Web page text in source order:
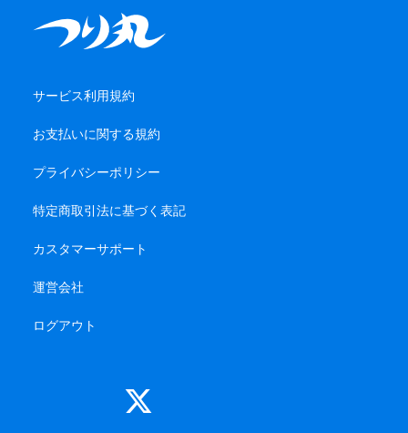
サービス利用規約
お支払いに関する規約
プライバシーポリシー
特定商取引法に基づく表記
カスタマーサポート
運営会社
ログアウト